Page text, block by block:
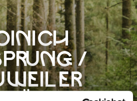
/